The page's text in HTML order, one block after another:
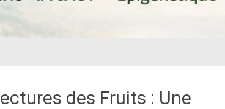
des Fruits : Une